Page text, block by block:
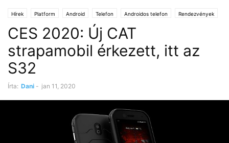
Hírek Platform Android Telefon Androidos telefon Rendezvények
CES
CES 2020: Új CAT
strapamobil érkezett, itt az
S32
Írta: Dani - jan 11, 2020